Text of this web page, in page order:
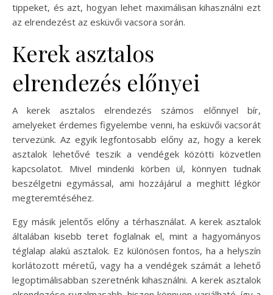
tippeket, és azt, hogyan lehet maximálisan kihasználni ezt
az elrendezést az esküvői vacsora során.
Kerek asztalos
elrendezés előnyei
A kerek asztalos elrendezés számos előnnyel bír,
amelyeket érdemes figyelembe venni, ha esküvői vacsorát
tervezünk. Az egyik legfontosabb előny az, hogy a kerek
asztalok lehetővé teszik a vendégek közötti közvetlen
kapcsolatot. Mivel mindenki körben ül, könnyen tudnak
beszélgetni egymással, ami hozzájárul a meghitt légkör
megteremtéséhez.
Egy másik jelentős előny a térhasználat. A kerek asztalok
általában kisebb teret foglalnak el, mint a hagyományos
téglalap alakú asztalok. Ez különösen fontos, ha a helyszín
korlátozott méretű, vagy ha a vendégek számát a lehető
legoptimálisabban szeretnénk kihasználni. A kerek asztalok